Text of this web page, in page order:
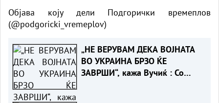
Објава коју дели Подгорички времеплов
(@podgoricki_vremeplov)
„НЕ ВЕРУВАМ ДЕКА ВОЈНАТА
ВО УКРАИНА БРЗО ЌЕ
ЗАВРШИ“, кажа Вучиќ : Со